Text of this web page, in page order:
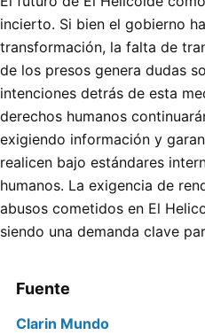
incierto. Si bien el gobierno
transformación, la falta de
de los presos genera dudas
intenciones detrás de esta
derechos humanos
exigiendo información y
realicen bajo estándares
humanos. La exigencia de
abusos cometidos en El
siendo una demanda clave
Fuente
Clarin Mundo